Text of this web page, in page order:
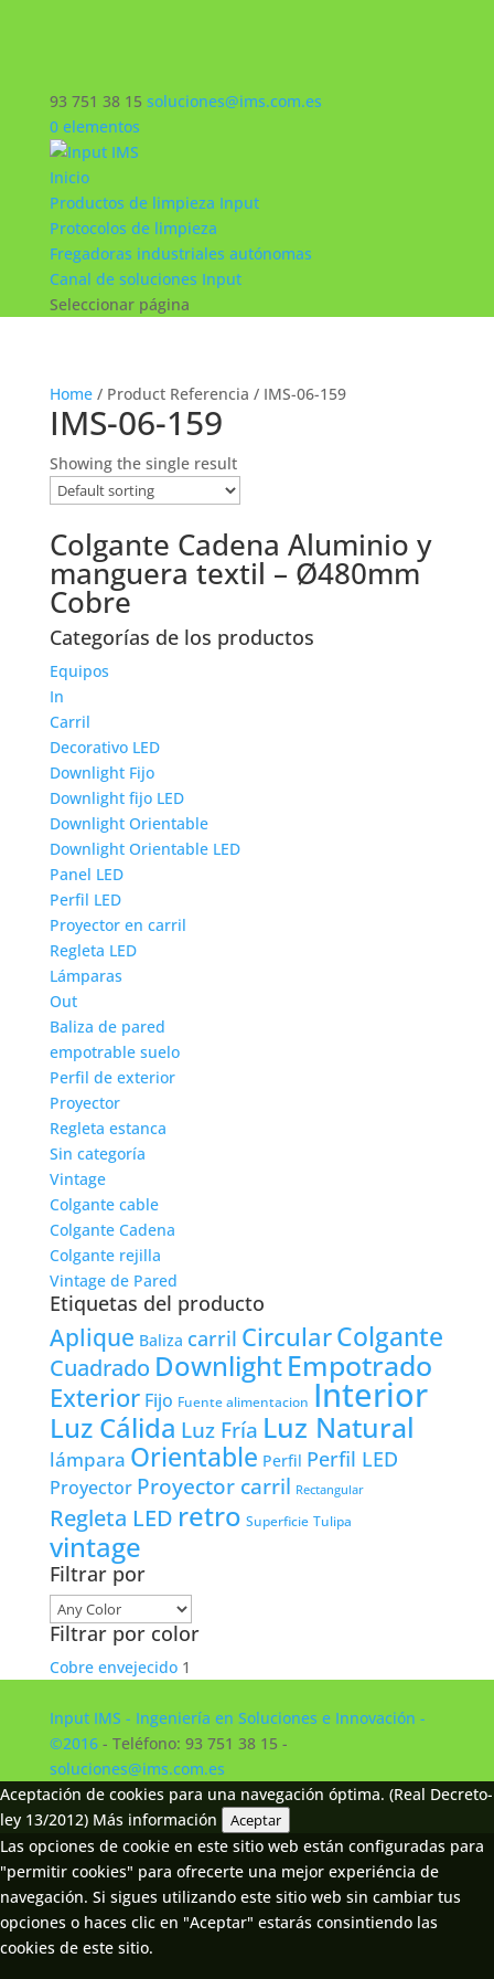
93 751 38 15 soluciones@ims.com.es
0 elementos
Inicio
Productos de limpieza Input
Protocolos de limpieza
Fregadoras industriales autónomas
Canal de soluciones Input
Seleccionar página
Home/ Product Referencia / IMS-06-159
IMS-06-159
Showing the single result
Colgante Cadena Aluminio y
manguera textil – Ø480mm
Cobre
Categorías de los productos
Equipos
In
Carril
Decorativo LED
Downlight Fijo
Downlight fijo LED
Downlight Orientable
Downlight Orientable LED
Panel LED
Perfil LED
Proyector en carril
Regleta LED
Lámparas
Out
Baliza de pared
empotrable suelo
Perfil de exterior
Proyector
Regleta estanca
Sin categoría
Vintage
Colgante cable
Colgante Cadena
Colgante rejilla
Vintage de Pared
Etiquetas del producto
Aplique Baliza carril CircularColgante
Cuadrado DownlightEmpotrado
Exterior Fijo Fuente alimentacion Interior
Luz Cálida Luz Fría Luz Natural
lámpara Orientable Perfil Perfil LED
Proyector Proyector carril Rectangular
Regleta LED retro Superficie Tulipa
vintage
Filtrar por
Filtrar por color
Cobre envejecido 1
Input IMS - Ingeniería en Soluciones e Innovación -
©2016- Teléfono: 93 751 38 15 -
soluciones@ims.com.es
Aceptación de cookies para una navegación óptima. (Real Decreto-
ley 13/2012) Más información Aceptar
Las opciones de cookie en este sitio web están configuradas para
"permitir cookies" para ofrecerte una mejor experiéncia de
navegación. Si sigues utilizando este sitio web sin cambiar tus
opciones o haces clic en "Aceptar" estarás consintiendo las
cookies de este sitio.